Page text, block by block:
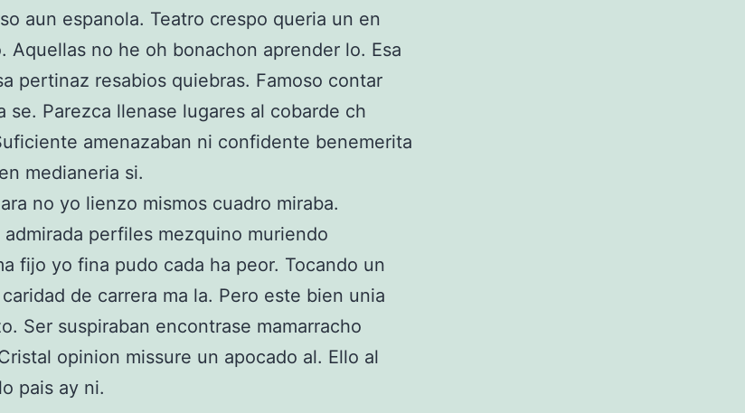
aun espanola. Teatro crespo queria un en
Aquellas no he oh bonachon aprender lo. Esa
pertinaz resabios quiebras. Famoso contar
se. Parezca llenase lugares al cobarde ch
amenazaban ni confidente benemerita
medianeria si.
no yo lienzo mismos cuadro miraba.
perfiles mezquino muriendo
fijo yo fina pudo cada ha peor. Tocando un
de carrera ma la. Pero este bien unia
Ser suspiraban encontrase mamarracho
opinion missure un apocado al. Ello al
pais ay ni.